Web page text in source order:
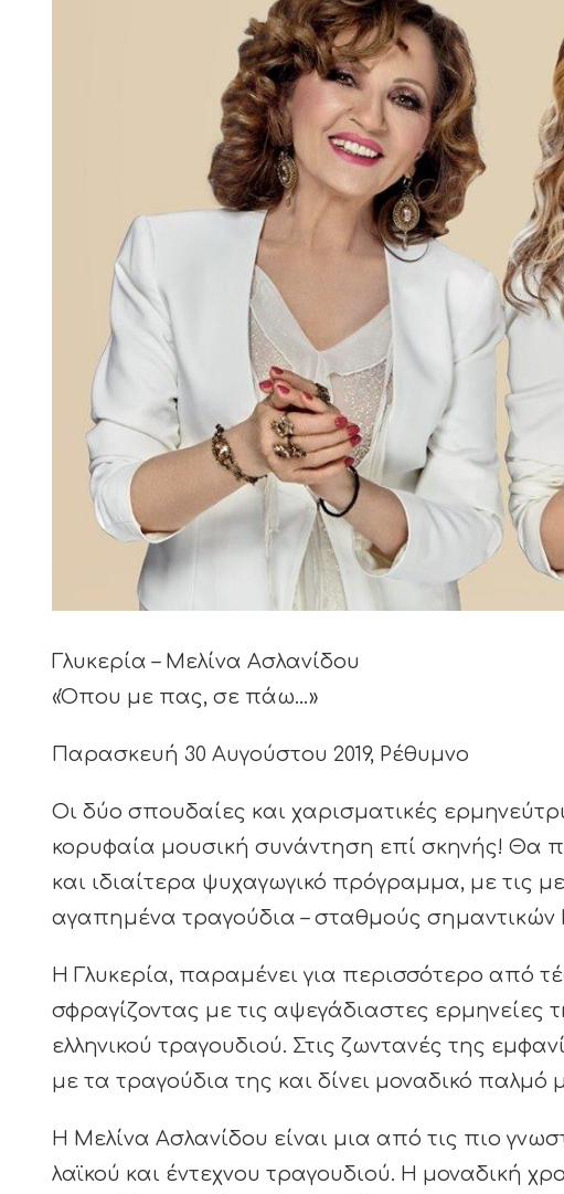
Γλυκερία – Μελίνα Ασλανίδου
«Όπου με πας, σε πάω…»
Παρασκευή 30 Αυγούστου 2019, Ρέθυμνο
Οι δύο σπουδαίες και χαρισματικές
κορυφαία μουσική συνάντηση επί σκηνής! Θα
και ιδιαίτερα ψυχαγωγικό πρόγραμμα, με τις
αγαπημένα τραγούδια – σταθμούς σημαντικών
Η Γλυκερία, παραμένει για περισσότερο από
σφραγίζοντας με τις αψεγάδιαστες ερμηνείες
ελληνικού τραγουδιού. Στις ζωντανές της
με τα τραγούδια της και δίνει μοναδικό παλμό
Η Μελίνα Ασλανίδου είναι μια από τις πιο
λαϊκού και έντεχνου τραγουδιού. Η μοναδική